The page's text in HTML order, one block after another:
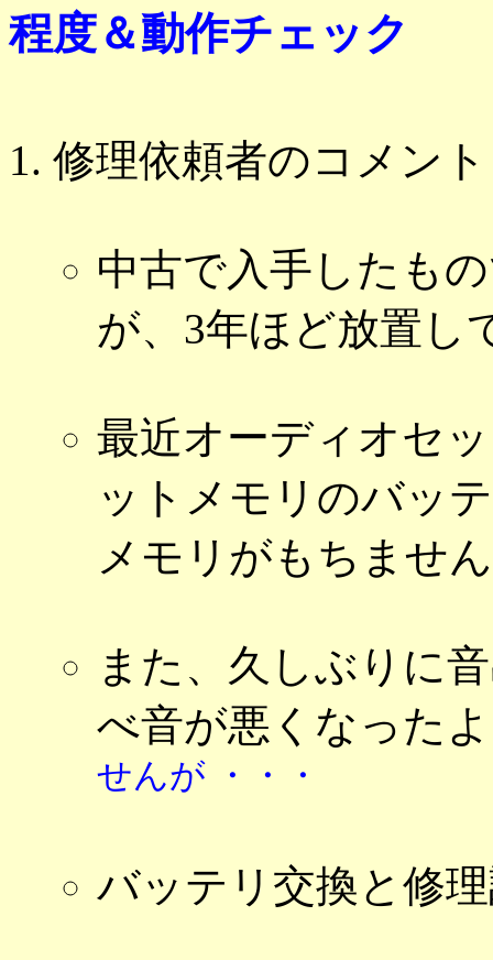
程度＆動作チェック
修理依頼者のコメント
中古で入手したも
が、3年ほど放置し
最近オーディオセ
ットメモリのバッ
メモリがもちませ
また、久しぶりに
べ音が悪くなった
せんが ・・・
バッテリ交換と修